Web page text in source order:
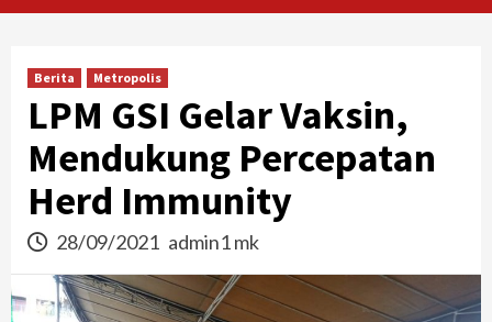
Berita Metropolis
LPM GSI Gelar Vaksin,
Mendukung Percepatan
Herd Immunity
28/09/2021 admin1 mk